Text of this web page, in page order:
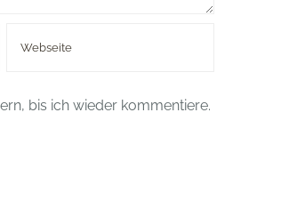
bis ich wieder kommentiere.